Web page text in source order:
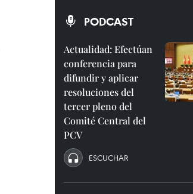
PODCAST
Actualidad: Efectúan
conferencia para
difundir y aplicar
resoluciones del
tercer pleno del
Comité Central del
PCV
ESCUCHAR